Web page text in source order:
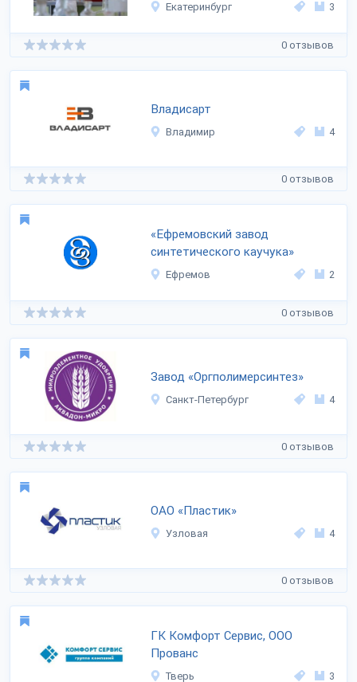
Екатеринбург 3
0 отзывов
Владисарт
Владимир 4
0 отзывов
«Ефремовский завод
синтетического каучука»
Ефремов 2
0 отзывов
Завод «Оргполимерсинтез»
Санкт-Петербург 4
0 отзывов
ОАО «Пластик»
Узловая 4
0 отзывов
ГК Комфорт Сервис, ООО
Прованс
Тверь 3